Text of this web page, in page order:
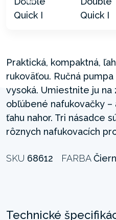
Praktická, kompaktná,
rukoväťou. Ručná
vysoká. Umiestnite ju
obľúbené nafukovačky
ťahu nahor. Tri násadce
rôznych nafukovacích
SKU 68612 FARBA
Technické